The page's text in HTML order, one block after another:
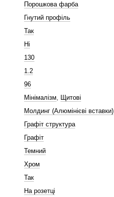
Порошкова фарба
Гнутий профіль
Так
Ні
130
1.2
96
Мінімалізм, Щитові
Молдинг (Алюмінієві вставки)
Графіт структура
Графіт
Темний
Хром
Так
На розетці